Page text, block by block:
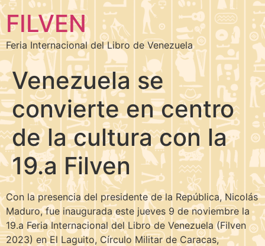
FILVEN
Feria Internacional del Libro de Venezuela
Venezuela se
convierte en centro
de la cultura con la
19.a Filven
Con la presencia del presidente de la República, Nicolás
Maduro, fue inaugurada este jueves 9 de noviembre la
19.a Feria Internacional del Libro de Venezuela (Filven
2023) en El Laguito, Círculo Militar de Caracas,